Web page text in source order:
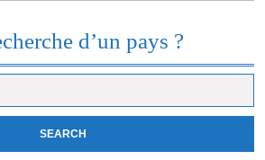
d’un pays ?